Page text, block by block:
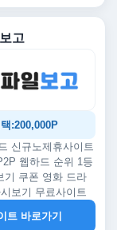
고
:200,000P
신규노제휴사이트
웹하드 순위 1등
기 쿠폰 영화 드라
보기 무료사이트
트 바로가기